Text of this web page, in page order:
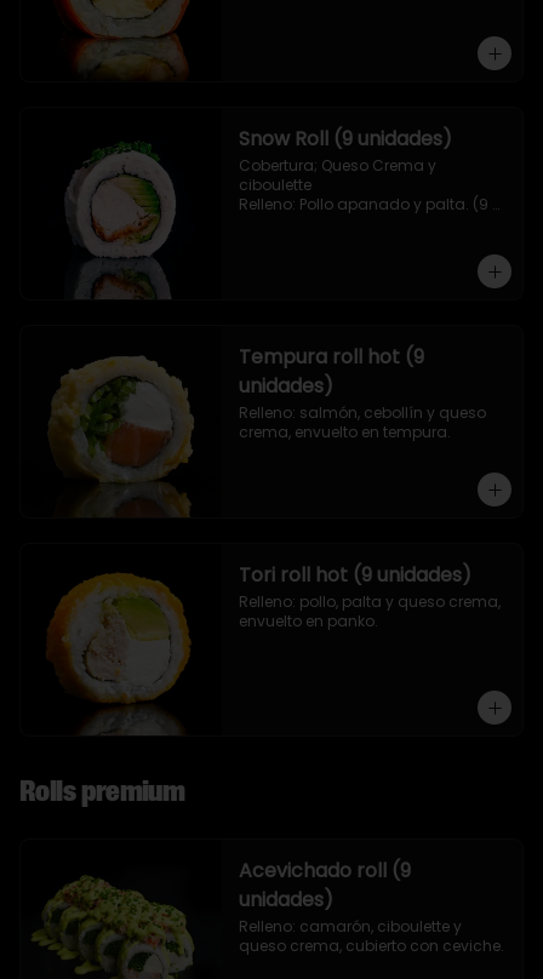
Snow Roll (9 unidades)
Cobertura; Queso Crema y
ciboulette
Relleno: Pollo apanado y palta. (9
Tempura roll hot (9
unidades)
Relleno: salmón, cebollín y queso
crema, envuelto en tempura.
Tori roll hot (9 unidades)
Relleno: pollo, palta y queso crema,
envuelto en panko.
Rolls premium
Acevichado roll (9
unidades)
Relleno: camarón, ciboulette y
queso crema, cubierto con ceviche.